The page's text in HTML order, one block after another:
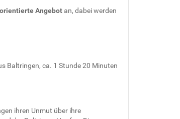
Angebotan, dabei werden
Baltringen, ca. 1 Stunde 20 Minuten
ihren Unmut über ihre